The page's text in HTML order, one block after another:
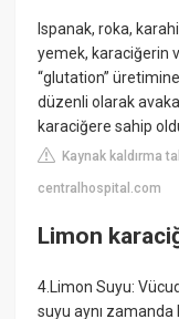
Ispanak, roka,
yemek, karaciğerin
“glutation”
düzenli olarak
karaciğere sahip
Kaynak kaldırma
centralhospital.com
Limon
4.Limon Suyu:
suyu aynı